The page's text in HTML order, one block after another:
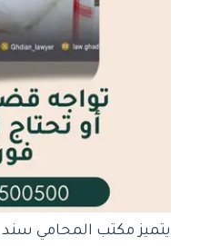
يتميز مكتب المحامي